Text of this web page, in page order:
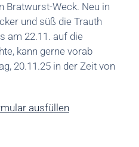
Bratwurst-Weck. Neu in
und süß die Trauth
am 22.11. auf die
kann gerne vorab
20.11.25 in der Zeit von
ausfüllen